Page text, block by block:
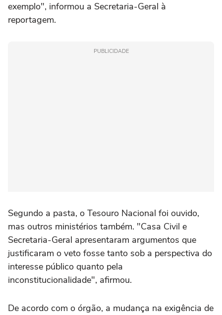
exemplo", informou a Secretaria-Geral à
reportagem.
PUBLICIDADE
Segundo a pasta, o Tesouro Nacional foi ouvido,
mas outros ministérios também. "Casa Civil e
Secretaria-Geral apresentaram argumentos que
justificaram o veto fosse tanto sob a perspectiva do
interesse público quanto pela
inconstitucionalidade", afirmou.
De acordo com o órgão, a mudança na exigência de